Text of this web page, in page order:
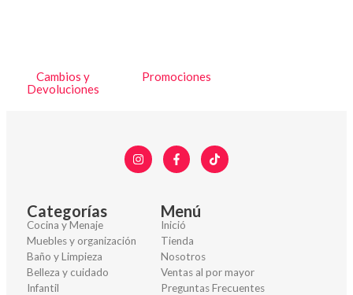
Cambios y
Devoluciones
Promociones
Categorías
Cocina y Menaje
Muebles y organización
Baño y Limpieza
Belleza y cuidado
Infantil
Menú
Inició
Tienda
Nosotros
Ventas al por mayor
Preguntas Frecuentes